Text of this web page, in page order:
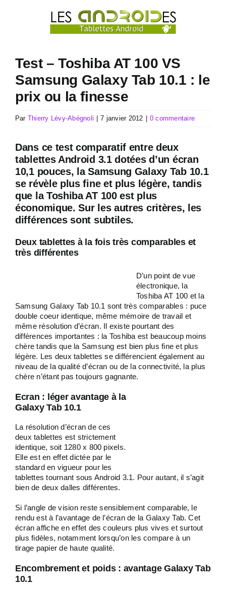
Test – Toshiba AT 100 VS
Samsung Galaxy Tab 10.1 : le
prix ou la finesse
Par Thierry Lévy-Abégnoli 7 janvier 2012 0 commentaire
Dans ce test comparatif entre deux
tablettes Android 3.1 dotées d’un écran
10,1 pouces, la Samsung Galaxy Tab 10.1
se révèle plus fine et plus légère, tandis
que la Toshiba AT 100 est plus
économique. Sur les autres critères, les
différences sont subtiles.
Deux tablettes à la fois très comparables et
très différentes
D’un point de vue
électronique, la
Toshiba AT 100 et la
Samsung Galaxy Tab 10.1 sont très comparables : puce
double coeur identique, même mémoire de travail et
même résolution d’écran. Il existe pourtant des
différences importantes : la Toshiba est beaucoup moins
chère tandis que la Samsung est bien plus fine et plus
légère. Les deux tablettes se différencient également au
niveau de la qualité d’écran ou de la connectivité, la plus
chère n’étant pas toujours gagnante.
Ecran : léger avantage à la
Galaxy Tab 10.1
La résolution d’écran de ces
deux tablettes est strictement
identique, soit 1280 x 800 pixels.
Elle est en effet dictée par le
standard en vigueur pour les
tablettes tournant sous Android 3.1. Pour autant, il s’agit
bien de deux dalles différentes.
Si l’angle de vision reste sensiblement comparable, le
rendu est à l’avantage de l’écran de la Galaxy Tab. Cet
écran affiche en effet des couleurs plus vives et surtout
plus fidèles, notamment lorsqu’on les compare à un
tirage papier de haute qualité.
Encombrement et poids : avantage Galaxy Tab
10.1